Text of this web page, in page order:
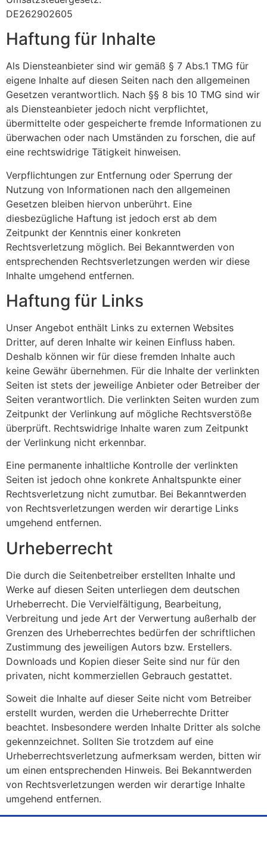
DE262902605
Haftung für Inhalte
Als Diensteanbieter sind wir gemäß § 7 Abs.1 TMG für
eigene Inhalte auf diesen Seiten nach den allgemeinen
Gesetzen verantwortlich. Nach §§ 8 bis 10 TMG sind wir
als Diensteanbieter jedoch nicht verpflichtet,
übermittelte oder gespeicherte fremde Informationen zu
überwachen oder nach Umständen zu forschen, die auf
eine rechtswidrige Tätigkeit hinweisen.
Verpflichtungen zur Entfernung oder Sperrung der
Nutzung von Informationen nach den allgemeinen
Gesetzen bleiben hiervon unberührt. Eine
diesbezügliche Haftung ist jedoch erst ab dem
Zeitpunkt der Kenntnis einer konkreten
Rechtsverletzung möglich. Bei Bekanntwerden von
entsprechenden Rechtsverletzungen werden wir diese
Inhalte umgehend entfernen.
Haftung für Links
Unser Angebot enthält Links zu externen Websites
Dritter, auf deren Inhalte wir keinen Einfluss haben.
Deshalb können wir für diese fremden Inhalte auch
keine Gewähr übernehmen. Für die Inhalte der verlinkten
Seiten ist stets der jeweilige Anbieter oder Betreiber der
Seiten verantwortlich. Die verlinkten Seiten wurden zum
Zeitpunkt der Verlinkung auf mögliche Rechtsverstöße
überprüft. Rechtswidrige Inhalte waren zum Zeitpunkt
der Verlinkung nicht erkennbar.
Eine permanente inhaltliche Kontrolle der verlinkten
Seiten ist jedoch ohne konkrete Anhaltspunkte einer
Rechtsverletzung nicht zumutbar. Bei Bekanntwerden
von Rechtsverletzungen werden wir derartige Links
umgehend entfernen.
Urheberrecht
Die durch die Seitenbetreiber erstellten Inhalte und
Werke auf diesen Seiten unterliegen dem deutschen
Urheberrecht. Die Vervielfältigung, Bearbeitung,
Verbreitung und jede Art der Verwertung außerhalb der
Grenzen des Urheberrechtes bedürfen der schriftlichen
Zustimmung des jeweiligen Autors bzw. Erstellers.
Downloads und Kopien dieser Seite sind nur für den
privaten, nicht kommerziellen Gebrauch gestattet.
Soweit die Inhalte auf dieser Seite nicht vom Betreiber
erstellt wurden, werden die Urheberrechte Dritter
beachtet. Insbesondere werden Inhalte Dritter als solche
gekennzeichnet. Sollten Sie trotzdem auf eine
Urheberrechtsverletzung aufmerksam werden, bitten wir
um einen entsprechenden Hinweis. Bei Bekanntwerden
von Rechtsverletzungen werden wir derartige Inhalte
umgehend entfernen.